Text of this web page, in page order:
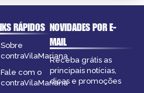
RÁPIDOS
Sobre
Fale com o
NOVIDADES POR E-
MAIL
Receba grátis as
principais notícias,
dicas e promoções